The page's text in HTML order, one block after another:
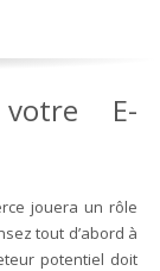
E-
jouera un rôle
tout d’abord à
potentiel doit